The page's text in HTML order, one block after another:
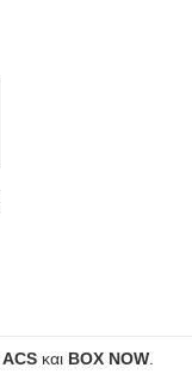
ACS και BOX NOW